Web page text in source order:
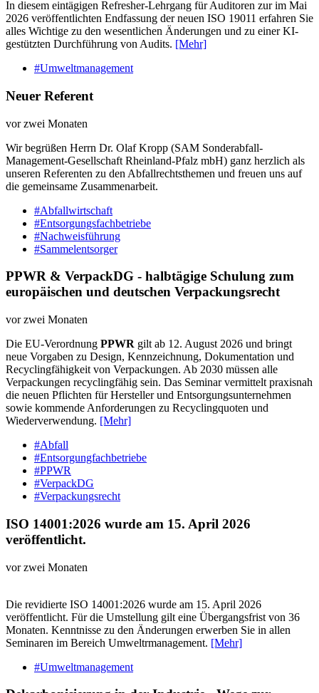
In diesem eintägigen Refresher-Lehrgang für Auditoren zur im Mai
2026 veröffentlichten Endfassung der neuen ISO 19011 erfahren Sie
alles Wichtige zu den wesentlichen Änderungen und zu einer KI-
gestützten Durchführung von Audits. [Mehr]
#Umweltmanagement
Neuer Referent
vor zwei Monaten
Wir begrüßen Herrn Dr. Olaf Kropp (SAM Sonderabfall-
Management-Gesellschaft Rheinland-Pfalz mbH) ganz herzlich als
unseren Referenten zu den Abfallrechtsthemen und freuen uns auf
die gemeinsame Zusammenarbeit.
#Abfallwirtschaft
#Entsorgungsfachbetriebe
#Nachweisführung
#Sammelentsorger
PPWR & VerpackDG - halbtägige Schulung zum
europäischen und deutschen Verpackungsrecht
vor zwei Monaten
Die EU-Verordnung PPWR gilt ab 12. August 2026 und bringt
neue Vorgaben zu Design, Kennzeichnung, Dokumentation und
Recyclingfähigkeit von Verpackungen. Ab 2030 müssen alle
Verpackungen recyclingfähig sein. Das Seminar vermittelt praxisnah
die neuen Pflichten für Hersteller und Entsorgungsunternehmen
sowie kommende Anforderungen zu Recyclingquoten und
Wiederverwendung. [Mehr]
#Abfall
#Entsorgungfachbetriebe
#PPWR
#VerpackDG
#Verpackungsrecht
ISO 14001:2026 wurde am 15. April 2026
veröffentlicht.
vor zwei Monaten
Die revidierte ISO 14001:2026 wurde am 15. April 2026
veröffentlicht. Für die Umstellung gilt eine Übergangsfrist von 36
Monaten. Kenntnisse zu den Änderungen erwerben Sie in allen
Seminaren im Bereich Umweltrmanagement. [Mehr]
#Umweltmanagement